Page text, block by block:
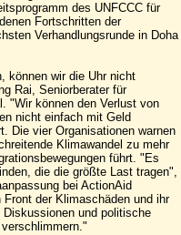
des UNFCCC für
Fortschritten der
Verhandlungsrunde in Doha
können wir die Uhr nicht
Rai, Seniorberater für
"Wir können den Verlust von
nicht einfach mit Geld
Die vier Organisationen warnen
Klimawandel zu mehr
führt. "Es
die die größte Last tragen",
bei ActionAid
der Klimaschäden und ihr
und politische